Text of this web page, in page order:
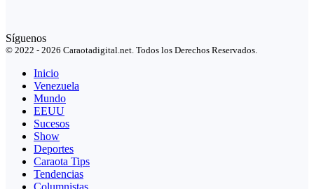
Síguenos
© 2022 - 2026 Caraotadigital.net. Todos los Derechos Reservados.
Inicio
Venezuela
Mundo
EEUU
Sucesos
Show
Deportes
Caraota Tips
Tendencias
Columnistas